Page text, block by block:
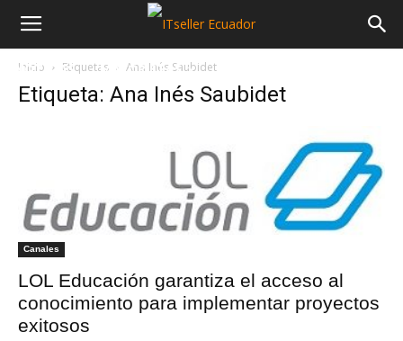
NOTICIAS MAYORISTAS
Inicio Etiquetas Ana Inés Saubidet
Etiqueta: Ana Inés Saubidet
Canales
LOL Educación garantiza el acceso al
conocimiento para implementar proyectos
exitosos